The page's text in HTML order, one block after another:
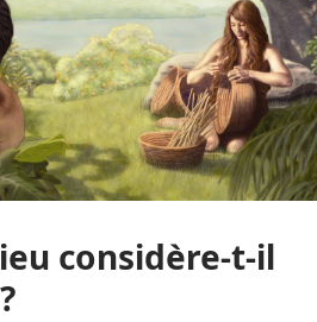
considère-t-il